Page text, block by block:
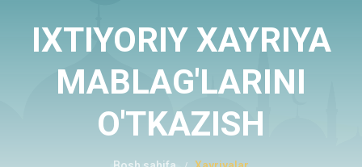
JAMI 0
IXTIYORIY XAYRIYA
MABLAG'LARINI
O'TKAZISH